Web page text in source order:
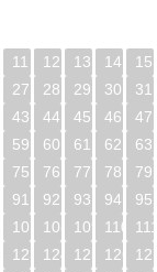
11 12 13 14
15
27 28 29 30
31
43 44 45 46
47
59 60 61 62
63
75 76 77 78
79
91 92 93 94
95
107 108 109 110
123 124 125 126